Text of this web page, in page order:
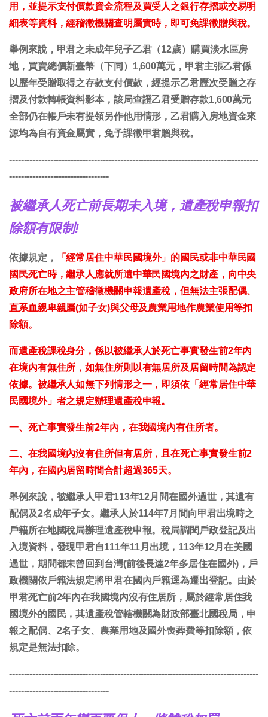
用，並提示支付價款資金流程及買受人之銀行存摺或交易明
細表等資料，經稽徵機關查明屬實時，即可免課徵贈與稅。
舉例來說，甲君之未成年兒子乙君（12歲）購買淡水區房
地，買賣總價新臺幣（下同）1,600萬元，甲君主張乙君係
以歷年受贈取得之存款支付價款，經提示乙君歷次受贈之存
摺及付款轉帳資料影本，該局查證乙君受贈存款1,600萬元
全部仍在帳戶未有提領另作他用情形，乙君購入房地資金來
源均為自有資金屬實，免予課徵甲君贈與稅。
-------------------------------------------------------------------------------------
----------------------------------
被繼承人死亡前長期未入境，遺產稅申報扣
除額有限制!
依據規定，
「經常居住中華民國境外」的國民或非中華民國
國民死亡時，繼承人應就所遺中華民國境內之財產，向中央
政府所在地之主管稽徵機關申報遺產稅，但無法主張配偶、
直系血親卑親屬(如子女)與父母及農業用地作農業使用等扣
除額。
而遺產稅課稅身分，係以被繼承人於死亡事實發生前2年內
在境內有無住所，如無住所則以有無居所及居留時間為認定
依據。被繼承人如無下列情形之一，即須依「經常居住中華
民國境外」者之規定辦理遺產稅申報。
一、死亡事實發生前2年內，在我國境內有住所者。
二、在我國境內沒有住所但有居所，且在死亡事實發生前2
年內，在國內居留時間合計超過365天。
舉例來說，被繼承人甲君113年12月間在國外過世，其遺有
配偶及2名成年子女。繼承人於114年7月間向甲君出境時之
戶籍所在地國稅局辦理遺產稅申報。稅局調閱戶政登記及出
入境資料，發現甲君自111年11月出境，113年12月在美國
過世，期間都未曾回到台灣(前後長達2年多居住在國外)，戶
政機關依戶籍法規定將甲君在國內戶籍逕為遷出登記。由於
甲君死亡前2年內在我國境內沒有住居所，屬於經常居住我
國境外的國民，其遺產稅管轄機關為財政部臺北國稅局，申
報之配偶、2名子女、農業用地及國外喪葬費等扣除額，依
規定是無法扣除。
-------------------------------------------------------------------------------------
----------------------------------